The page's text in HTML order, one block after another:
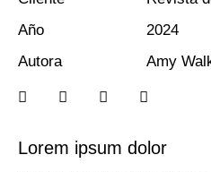
Lorem ipsum dolor
Año
2024
Autora
Amy